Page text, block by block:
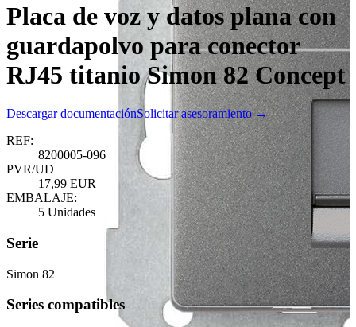
Placa de voz y datos plana con
guardapolvo para conector
RJ45 titanio Simon 82 Concept
Descargar documentaciónSolicitar asesoramiento →
REF:
8200005-096
PVR/UD
17,99 EUR
EMBALAJE:
5 Unidades
Serie
Simon 82
Series compatibles